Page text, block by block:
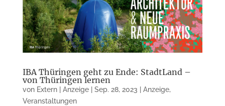
IBA Thüringen geht zu Ende: StadtLand –
von Thüringen lernen
von Extern | Anzeige| Sep. 28, 2023 Anzeige,
Veranstaltungen